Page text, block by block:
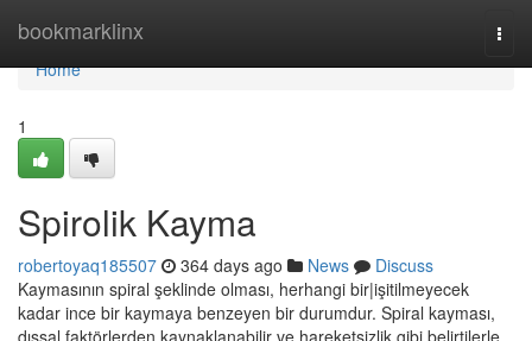
bookmarklinx
Home
Home
1
Spirolik Kayma
robertoyaq185507 364 days ago News
Discuss
Kaymasının spiral şeklinde olması, herhangi bir|işitilmeyecek
kadar ince bir kaymaya benzeyen bir durumdur. Spiral kayması,
dışsal faktörlerden kaynaklanabilir ve hareketsizlik gibi belirtilerle